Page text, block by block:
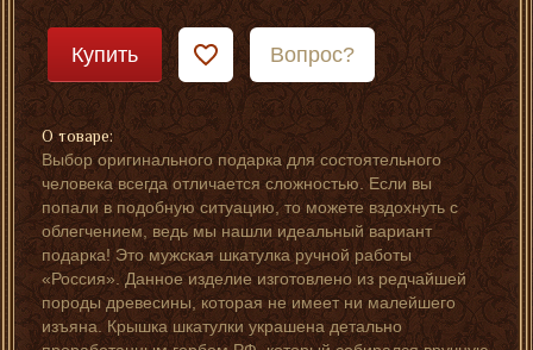
Купить Вопрос?
О товаре:
Выбор оригинального подарка для состоятельного
человека всегда отличается сложностью. Если вы
попали в подобную ситуацию, то можете вздохнуть с
облегчением, ведь мы нашли идеальный вариант
подарка! Это мужская шкатулка ручной работы
«Россия». Данное изделие изготовлено из редчайшей
породы древесины, которая не имеет ни малейшего
изъяна. Крышка шкатулки украшена детально